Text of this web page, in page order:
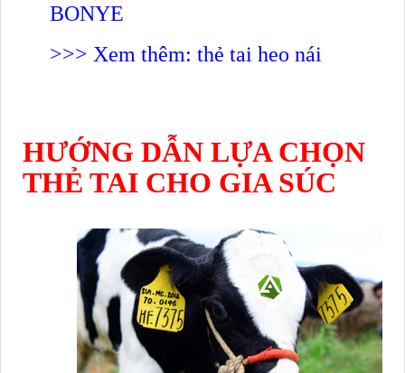
BONYE
>>> Xem thêm: thẻ tai heo nái
HƯỚNG DẪN LỰA CHỌN
THẺ TAI CHO GIA SÚC